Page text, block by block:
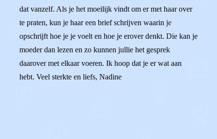
dat vanzelf. Als je het moeilijk vindt om er met haar over
te praten, kun je haar een brief schrijven waarin je
opschrijft hoe je je voelt en hoe je erover denkt. Die kan je
moeder dan lezen en zo kunnen jullie het gesprek
daarover met elkaar voeren. Ik hoop dat je er wat aan
hebt. Veel sterkte en liefs, Nadine